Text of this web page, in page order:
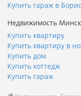
Купить гараж в
Недвижимость
Купить квартиру
Купить квартиру в
Купить дом
Купить коттедж
Купить гараж